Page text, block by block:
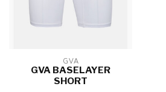
GVA
GVA BASELAYER
SHORT